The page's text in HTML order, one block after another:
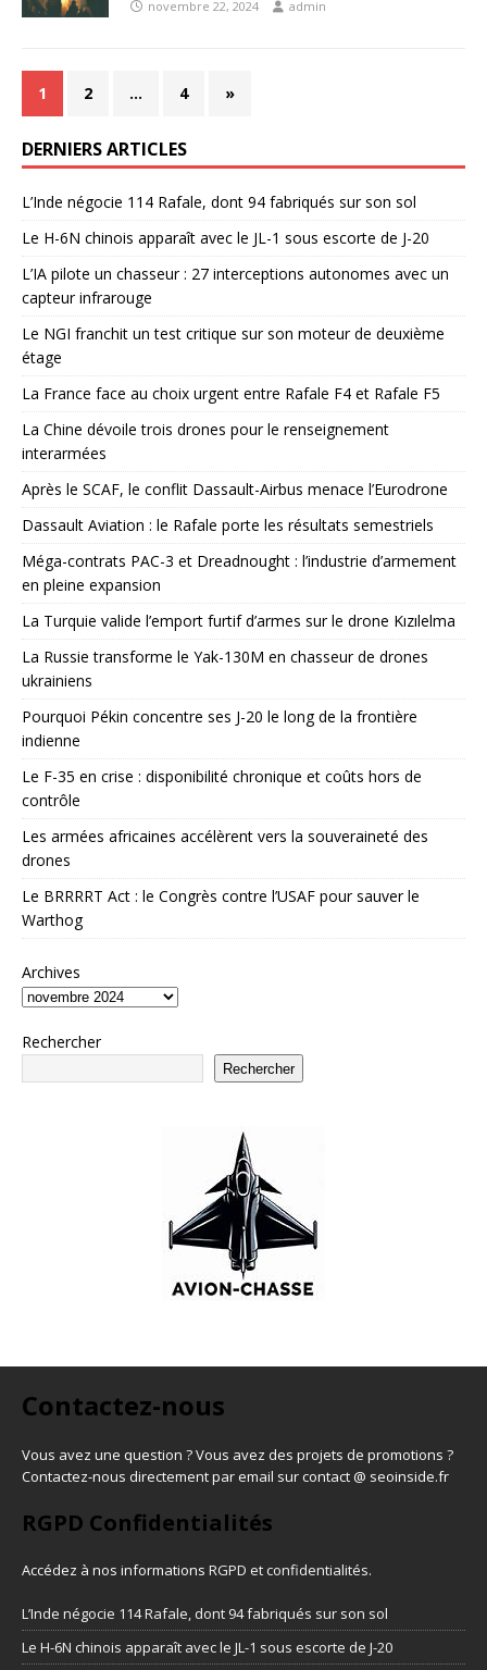
novembre 22, 2024 admin
1 2 … 4 »
DERNIERS ARTICLES
L’Inde négocie 114 Rafale, dont 94 fabriqués sur son sol
Le H-6N chinois apparaît avec le JL-1 sous escorte de J-20
L’IA pilote un chasseur : 27 interceptions autonomes avec un
capteur infrarouge
Le NGI franchit un test critique sur son moteur de deuxième
étage
La France face au choix urgent entre Rafale F4 et Rafale F5
La Chine dévoile trois drones pour le renseignement
interarmées
Après le SCAF, le conflit Dassault-Airbus menace l’Eurodrone
Dassault Aviation : le Rafale porte les résultats semestriels
Méga-contrats PAC-3 et Dreadnought : l’industrie d’armement
en pleine expansion
La Turquie valide l’emport furtif d’armes sur le drone Kızılelma
La Russie transforme le Yak-130M en chasseur de drones
ukrainiens
Pourquoi Pékin concentre ses J-20 le long de la frontière
indienne
Le F-35 en crise : disponibilité chronique et coûts hors de
contrôle
Les armées africaines accélèrent vers la souveraineté des
drones
Le BRRRRT Act : le Congrès contre l’USAF pour sauver le
Warthog
Archives
Rechercher
Rechercher
Contactez-nous
Vous avez une question ? Vous avez des projets de promotions ?
Contactez-nous directement par email sur contact @ seoinside.fr
RGPD Confidentialités
Accédez à nos informations RGPD et confidentialités.
L’Inde négocie 114 Rafale, dont 94 fabriqués sur son sol
Le H-6N chinois apparaît avec le JL-1 sous escorte de J-20